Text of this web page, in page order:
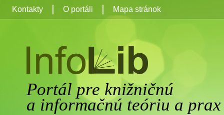
Portál pre knižničnú
a informačnú teóriu a prax
Kontakty O portáli Mapa stránok